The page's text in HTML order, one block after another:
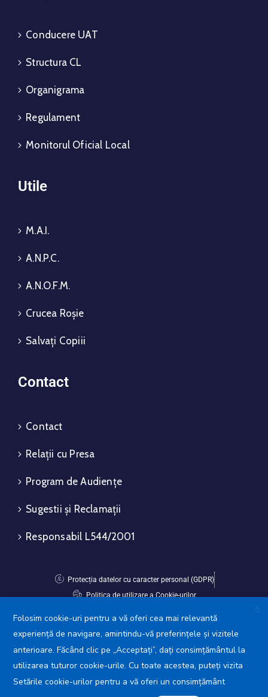
Conducere UAT
Structura CL
Organigrama
Regulament
Monitorul Oficial Local
Utile
M.A.I.
A.N.P.C.
A.N.O.F.M.
Crucea Roșie
Salvați Copiii
Contact
Contact
Relații cu Presa
Program de Audiențe
Sugestii și Reclamații
Responsabil L544/2001
Protecția datelor cu caracter personal (GDPR)
Politica de utilizare a Cookie-urilor
Avansis Mobile
X
Folosim cookie-uri pentru a vă oferi cea mai relevantă
experiență de navigare, amintindu-vă preferințele și vizitele
anterioare. Făcând clic pe „Acceptați”, dați consimțământul la
utilizarea tuturor cookie-urile. Cu toate acestea, puteți vizita
Setările cookie-urilor pentru a vă oferi un consimțământ